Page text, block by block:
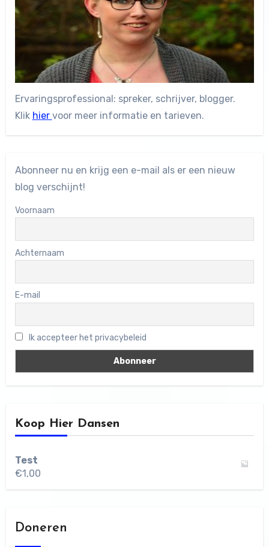
Ervaringsprofessional: spreker, schrijver, blogger.
Klik hier voor meer informatie en tarieven.
Abonneer nu en krijg een e-mail als er een nieuw
blog verschijnt!
Voornaam
Achternaam
E-mail
Ik accepteer het privacybeleid
Koop Hier Dansen
Test
€1,00
Doneren